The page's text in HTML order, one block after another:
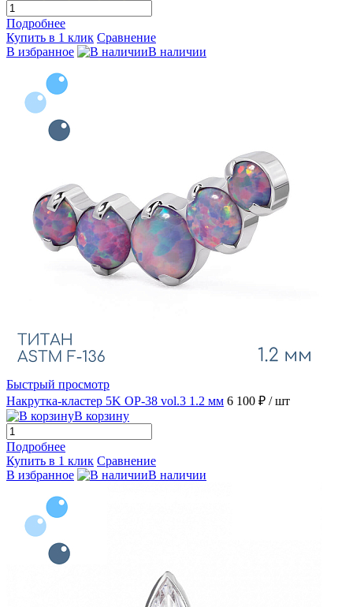
Подробнее
Купить в 1 клик Сравнение
В избранное
В наличии
Быстрый просмотр
Накрутка-кластер 5K OP-38 vol.3 1.2 мм 6 100 ₽ / шт
В корзину
Подробнее
Купить в 1 клик Сравнение
В избранное
В наличии